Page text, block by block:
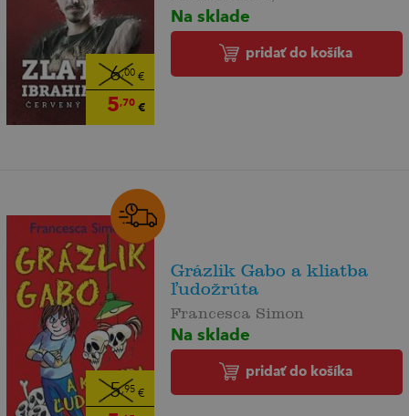
6,00€
5,70€
Na sklade
pridať do košíka
5,95€
Grázlik Gabo a kliatba
ľudožrúta
Francesca Simon
Na sklade
pridať do košíka